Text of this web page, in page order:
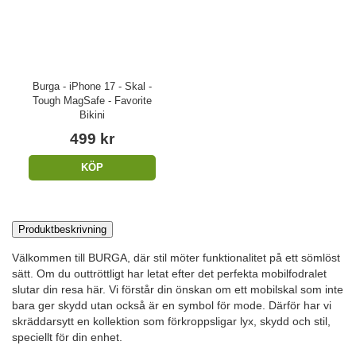
Burga - iPhone 17 - Skal -
Tough MagSafe - Favorite
Bikini
499 kr
KÖP
Produktbeskrivning
Välkommen till BURGA, där stil möter funktionalitet på ett sömlöst
sätt. Om du outtröttligt har letat efter det perfekta mobilfodralet
slutar din resa här. Vi förstår din önskan om ett mobilskal som inte
bara ger skydd utan också är en symbol för mode. Därför har vi
skräddarsytt en kollektion som förkroppsligar lyx, skydd och stil,
speciellt för din enhet.